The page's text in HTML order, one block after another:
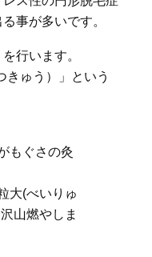
事が多いです。
行います。
きゅう）」という
もぐさの灸
大(べいりゅ
山燃やしま